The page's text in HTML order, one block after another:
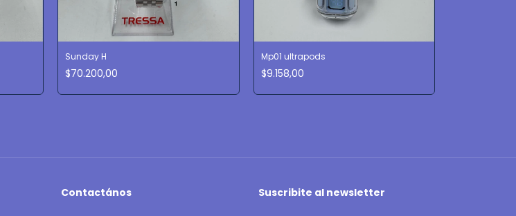
Sunday H
$70.200,00
Mp01 ultrapods
$9.158,00
Contactános Suscribite al newsletter